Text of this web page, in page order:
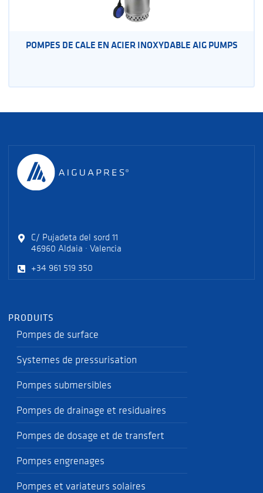
POMPES DE CALE EN ACIER INOXYDABLE AIG PUMPS
C/ Pujadeta del sord 11
46960 Aldaia · Valencia
+34 961 519 350
PRODUITS
Pompes de surface
Systemes de pressurisation
Pompes submersibles
Pompes de drainage et residuaires
Pompes de dosage et de transfert
Pompes engrenages
Pompes et variateurs solaires